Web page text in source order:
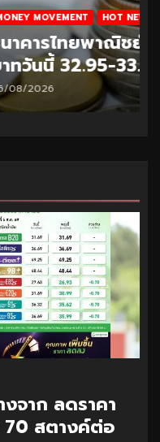
เมินค่าเงิน
บาท/ดอลลาร์
จาก ลดราคา
สตางค์ต่อ